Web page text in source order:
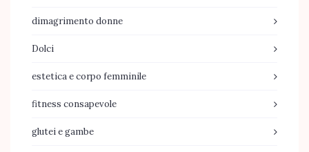
dimagrimento donne
Dolci
estetica e corpo femminile
fitness consapevole
glutei e gambe